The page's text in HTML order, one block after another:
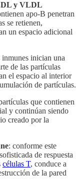
y VLDL
apo-B penetran
se retienen,
un espacio adicional
inmunes inician una
de las partículas
el espacio al interior
de partículas.
que contienen
y continúan siendo
creado por la
: conforme este
de respuesta
células T, conduce a
de la pared